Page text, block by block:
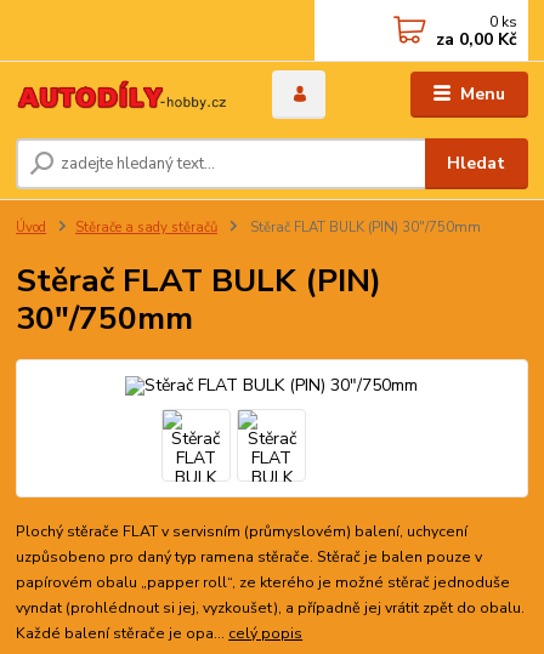
Menu
Hledat
0 ks
za 0,00 Kč
Úvod Stěrače a sady stěračů Stěrač FLAT BULK (PIN) 30"/750mm
Stěrač FLAT BULK (PIN)
30"/750mm
Plochý stěrače FLAT v servisním (průmyslovém) balení, uchycení
uzpůsobeno pro daný typ ramena stěrače. Stěrač je balen pouze v
papírovém obalu „papper roll“, ze kterého je možné stěrač jednoduše
vyndat (prohlédnout si jej, vyzkoušet), a případně jej vrátit zpět do obalu.
Každé balení stěrače je opa... celý popis